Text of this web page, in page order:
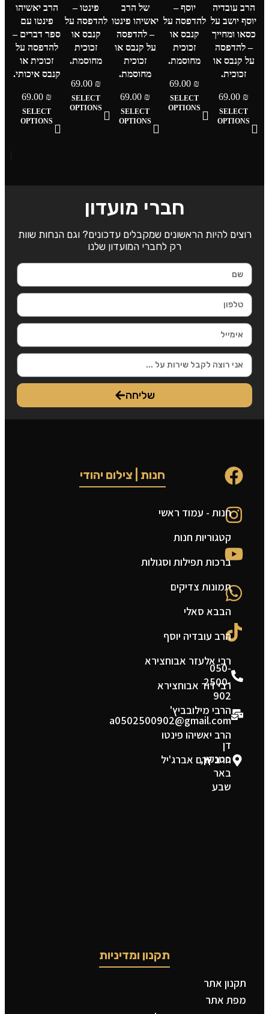
הרב עובדיה
יוסף יושב על
כסאו ומחייך
– להדפסה
על קנבס או
זכוכית.
69.00 ₪
SELECT
OPTIONS
יוסף –
להדפסה על
קנבס או
זכוכית
מחוסמת.
69.00 ₪
SELECT
OPTIONS
של הרב
יאשיהו פינטו
– להדפסה
על קנבס או
זכוכית
מחוסמת.
69.00 ₪
SELECT
OPTIONS
פינטו –
להדפסה על
קנבס או
זכוכית
מחוסמת.
69.00 ₪
SELECT
OPTIONS
הרב יאשיהו
פינטו עם
ספר דברים –
להדפסה על
זכוכית או
קנבס איכותי.
69.00 ₪
SELECT
OPTIONS
חברי מועדון
רוצים להיות הראשונים שמקבלים עדכונים? וגם הנחות שוות
רק לחברי המועדון שלנו
שליחה
050-
2500-
902
a0502500902@gmail.com
דן
פטנקין,
באר
שבע
חנות | צילום יהודי
חנות - עמוד ראשי
קטגוריות חנות
ברכות תפילות וסגולות
תמונות צדיקים
הבבא סאלי
הרב עובדיה יוסף
רבי אלעזר אבוחצירא
רבי דוד אבוחצירא
הרבי מילובביץ'
הרב יאשיהו פינטו
הרב יורם אברג'יל
תקנון ומדיניות
תקנון אתר
מפת אתר